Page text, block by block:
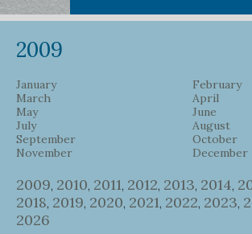
2009
January
February
March
April
May
June
July
August
September
October
November
December
2009, 2010, 2011, 2012, 2013, 2014,
2018, 2019, 2020, 2021, 2022, 2023,
2026